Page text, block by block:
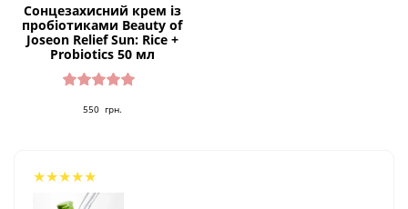
Сонцезахисний крем із
пробіотиками Beauty of
Joseon Relief Sun: Rice +
Probiotics 50 мл
4.91з 5
550 грн.
★★★★★